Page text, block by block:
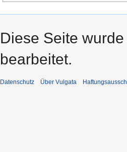
Diese Seite
bearbeitet.
Datenschutz Über Vulgata